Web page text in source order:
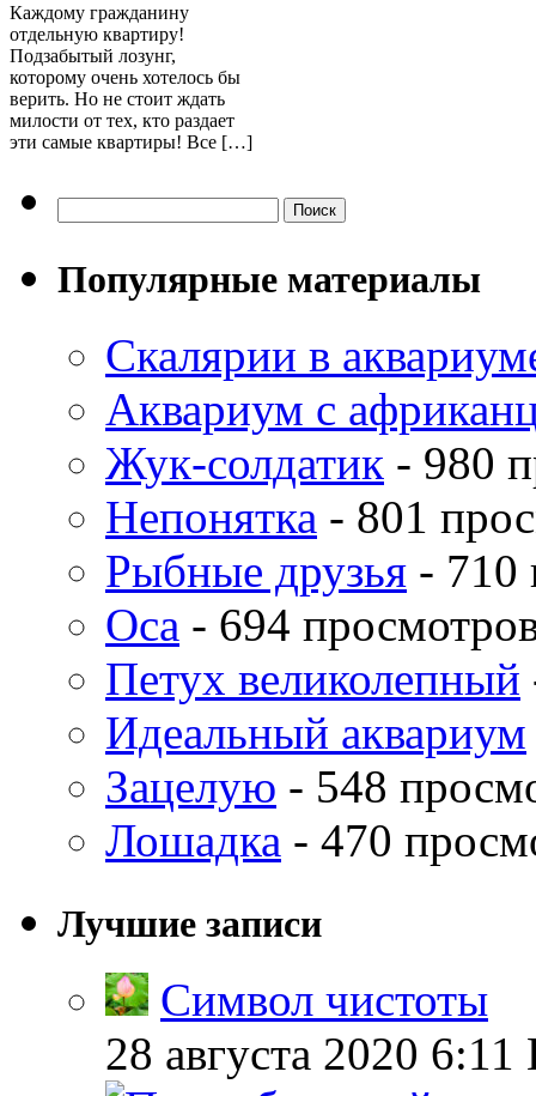
Каждому гражданину
отдельную квартиру!
Подзабытый лозунг,
которому очень хотелось бы
верить. Но не стоит ждать
милости от тех, кто раздает
эти самые квартиры! Все […]
Популярные материалы
Скалярии в
Аквариум с
Жук-солдатик - 980
Непонятка - 801
Рыбные друзья - 710
Оса - 694
Петух великолепный
Идеальный аквариум
Зацелую - 548
Лошадка - 470
Лучшие записи
Символ чистоты
28 августа 2020